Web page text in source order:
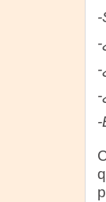
-
-
-
-
-